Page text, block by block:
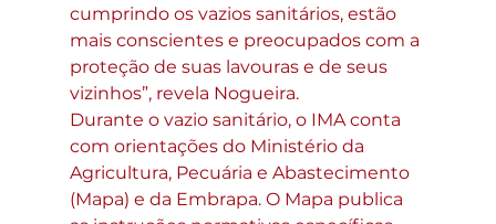
cumprindo os vazios sanitários, estão
mais conscientes e preocupados com a
proteção de suas lavouras e de seus
vizinhos”, revela Nogueira.
Durante o vazio sanitário, o IMA conta
com orientações do Ministério da
Agricultura, Pecuária e Abastecimento
(Mapa) e da Embrapa. O Mapa publica